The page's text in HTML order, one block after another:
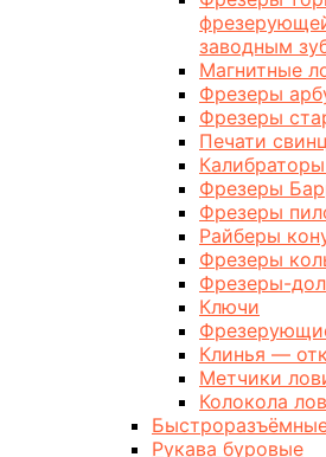
заводным
Магнитные
Фрезеры
Фрезеры
Печати
Фрезеры
Фрезеры
Райберы
Фрезеры
Фрезеры-
Ключи
Клинья —
Метчики
Колокола
Рукава буровые